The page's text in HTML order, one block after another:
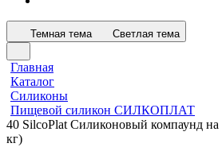
Темная тема Светлая тема
Главная
Каталог
Силиконы
Пищевой силикон СИЛКОПЛАТ
40 SilcoPlat Силиконовый компаунд
кг)